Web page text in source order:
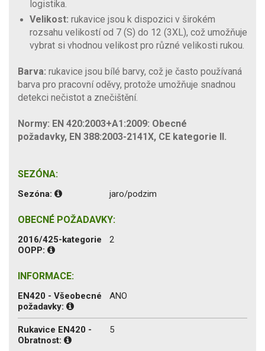
logistika.
Velikost: rukavice jsou k dispozici v širokém
rozsahu velikostí od 7 (S) do 12 (3XL), což umožňuje
vybrat si vhodnou velikost pro různé velikosti rukou.
Barva: rukavice jsou bílé barvy, což je často používaná
barva pro pracovní oděvy, protože umožňuje snadnou
detekci nečistot a znečištění.
Normy: EN 420:2003+A1:2009: Obecné
požadavky, EN 388:2003-2141X, CE kategorie II.
SEZÓNA:
Sezóna: jaro/podzim
OBECNÉ POŽADAVKY:
2016/425-kategorie
OOPP:
2
INFORMACE:
EN420 - Všeobecné
požadavky:
ANO
Rukavice EN420 -
Obratnost:
5